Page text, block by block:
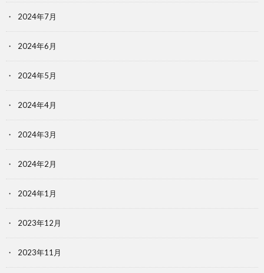
2024年7月
2024年6月
2024年5月
2024年4月
2024年3月
2024年2月
2024年1月
2023年12月
2023年11月